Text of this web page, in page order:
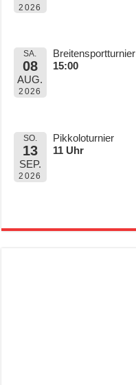
2026
SA.
08
AUG.
2026
Breitensportturnier
15:00
SO.
13
SEP.
2026
Pikkoloturnier
11 Uhr